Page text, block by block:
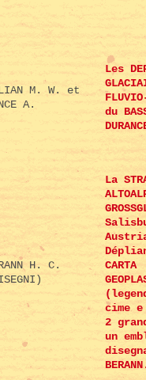
M. W. et
A.
Les
du
H. C.
La
CARTA
cime
2
un